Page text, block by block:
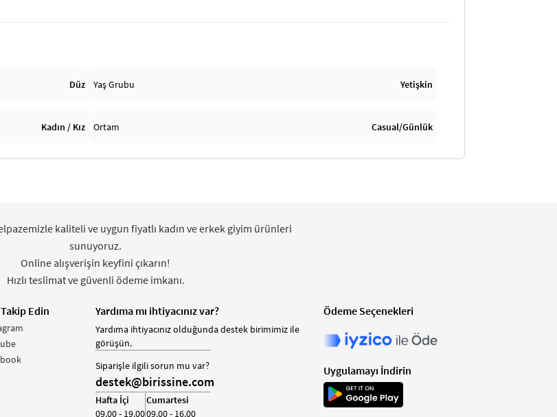
Düz Yaş Grubu Yetişkin
Kadın / Kız Ortam Casual/Günlük
kaliteli ve uygun fiyatlı kadın ve erkek giyim ürünleri
sunuyoruz.
Online alışverişin keyfini çıkarın!
Hızlı teslimat ve güvenli ödeme imkanı.
Edin Yardıma mı ihtiyacınız var?
Yardıma ihtiyacınız olduğunda destek birimimiz ile
görüşün.
Siparişle ilgili sorun mu var?
destek@birissine.com
Hafta İçi
09.00 - 19.00
Cumartesi
09.00 - 16.00
Ödeme Seçenekleri
Uygulamayı İndirin